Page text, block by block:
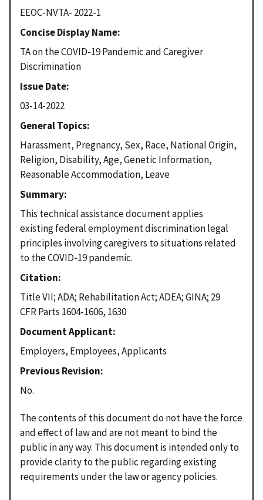
EEOC-NVTA- 2022-1
Concise Display Name
TA on the COVID-19 Pandemic and Caregiver
Discrimination
Issue Date
03-14-2022
General Topics
Harassment, Pregnancy, Sex, Race, National Origin,
Religion, Disability, Age, Genetic Information,
Reasonable Accommodation, Leave
Summary
This technical assistance document applies
existing federal employment discrimination legal
principles involving caregivers to situations related
to the COVID-19 pandemic.
Citation
Title VII; ADA; Rehabilitation Act; ADEA; GINA; 29
CFR Parts 1604-1606, 1630
Document Applicant
Employers, Employees, Applicants
Previous Revision
No.
The contents of this document do not have the force
and effect of law and are not meant to bind the
public in any way. This document is intended only to
provide clarity to the public regarding existing
requirements under the law or agency policies.